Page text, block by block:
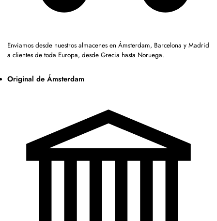
Enviamos desde nuestros almacenes en Ámsterdam, Barcelona y Madrid
a clientes de toda Europa, desde Grecia hasta Noruega.
Original de Ámsterdam